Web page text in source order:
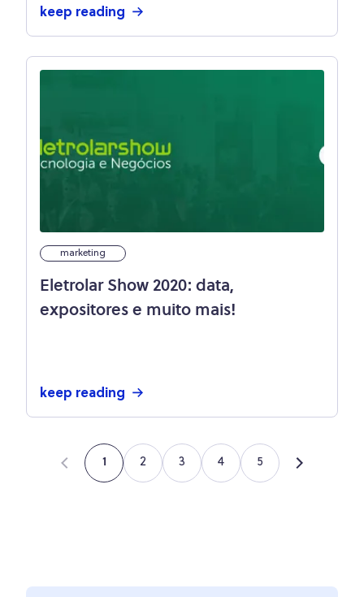
keep reading
marketing
Eletrolar Show 2020: data,
expositores e muito mais!
keep reading
1 2 3 4 5